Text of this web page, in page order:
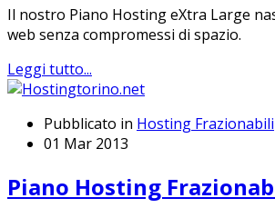
Il nostro Piano Hosting eXtra Large
web senza compromessi di spazio.
Leggi tutto...
Pubblicato in Hosting Frazionabili
01 Mar 2013
Piano Hosting